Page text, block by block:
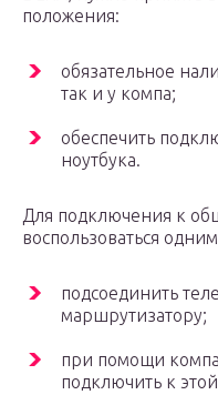
положения:
обязательное
так и у компа;
обеспечить
ноутбука.
Для подключения к
воспользоваться
подсоединить
маршрутизатору;
при помощи
подключить к